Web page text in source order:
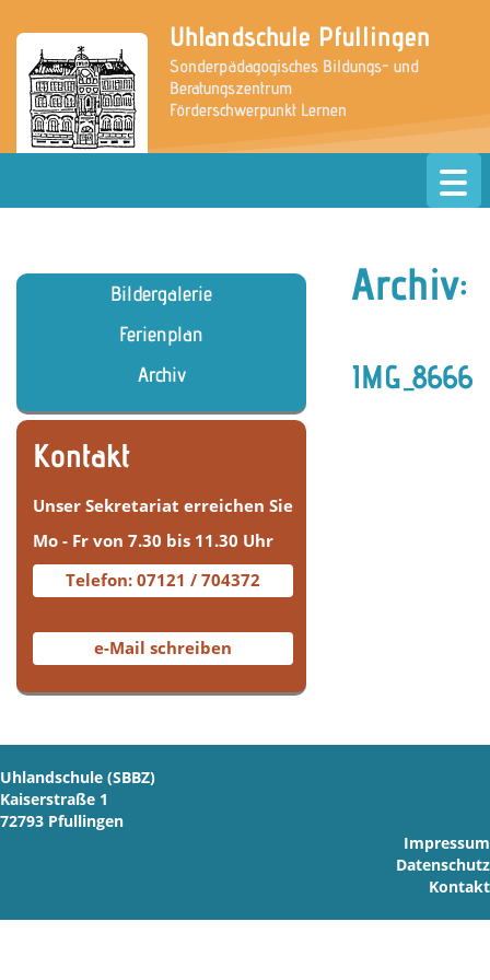
Uhlandschule Pfullingen
Sonderpädagogisches Bildungs- und
Beratungszentrum
Förderschwerpunkt Lernen
Archiv:
IMG_8666
Bildergalerie
Ferienplan
Archiv
Kontakt
Unser Sekretariat erreichen Sie
Mo - Fr von 7.30 bis 11.30 Uhr
Telefon: 07121 / 704372
e-Mail schreiben
Uhlandschule (SBBZ)
Kaiserstraße 1
72793 Pfullingen
Impressum
Datenschutz
Kontakt